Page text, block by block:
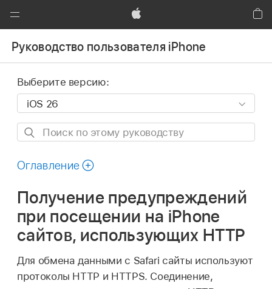
Открыть
меню
Apple
Руководство пользователя iPhone
Выберите версию:
Поиск
этому
Оглавление
Получение предупреждений
при посещении на iPhone
сайтов, использующих HTTP
Для обмена данными с Safari сайты используют
протоколы HTTP и HTTPS. Соединение,